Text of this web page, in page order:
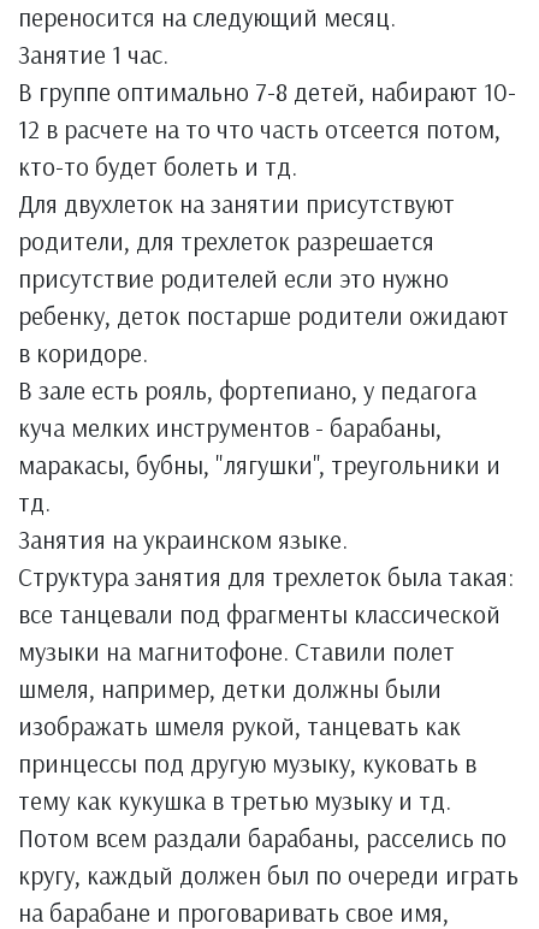
переносится на следующий месяц.
Занятие 1 час.
В группе оптимально 7-8 детей, набирают 10-
12 в расчете на то что часть отсеется потом,
кто-то будет болеть и тд.
Для двухлеток на занятии присутствуют
родители, для трехлеток разрешается
присутствие родителей если это нужно
ребенку, деток постарше родители ожидают
в коридоре.
В зале есть рояль, фортепиано, у педагога
куча мелких инструментов - барабаны,
маракасы, бубны, "лягушки", треугольники и
тд.
Занятия на украинском языке.
Структура занятия для трехлеток была такая:
все танцевали под фрагменты классической
музыки на магнитофоне. Ставили полет
шмеля, например, детки должны были
изображать шмеля рукой, танцевать как
принцессы под другую музыку, куковать в
тему как кукушка в третью музыку и тд.
Потом всем раздали барабаны, расселись по
кругу, каждый должен был по очереди играть
на барабане и проговаривать свое имя,